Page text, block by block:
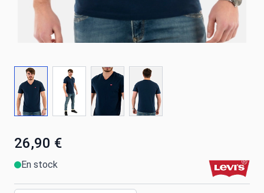
26,90 €
En stock